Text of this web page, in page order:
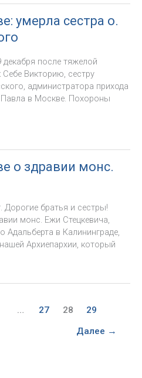
умерла сестра о.
после тяжелой
Викторию, сестру
администратора прихода
в Москве. Похороны
о здравии монс.
Дорогие братья и сестры!
монс. Ежи Стецкевича,
Адальберта в Калининграде,
Архиепархии, который
… 27 28 29
Далее →